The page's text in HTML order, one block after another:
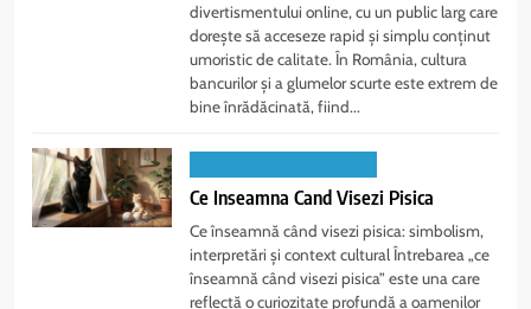
divertismentului online, cu un public larg care
dorește să acceseze rapid și simplu conținut
umoristic de calitate. În România, cultura
bancurilor și a glumelor scurte este extrem de
bine înrădăcinată, fiind...
Ce Inseamna Cand Visezi Pisica
Ce înseamnă când visezi pisica: simbolism,
interpretări și context cultural Întrebarea „ce
înseamnă când visezi pisica” este una care
reflectă o curiozitate profundă a oamenilor